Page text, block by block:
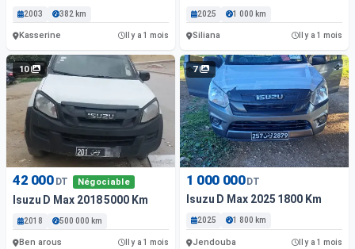
2003 382 km
Kasserine Il y a 1 mois
2025 1 000 km
Siliana Il y a 1 mois
10
42 000 DT Négociable
Isuzu D Max 2018 5000 Km
2018 500 000 km
Ben arous Il y a 1 mois
7
1 000 000DT
Isuzu D Max 2025 1800 Km
2025 1 800 km
Jendouba Il y a 1 mois